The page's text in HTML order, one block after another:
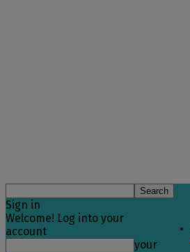
Sign in
Welcome! Log into your
account
your